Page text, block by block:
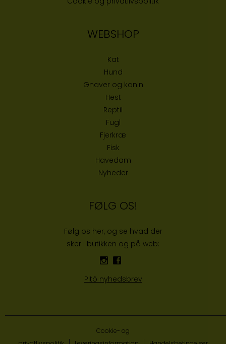
WEBSHOP
Kat
Hund
Gnaver og kanin
Hest
Reptil
Fugl
Fjerkræ
Fisk
Havedam
Nyheder
FØLG OS!
Følg os her, og se hvad der
sker i butikken og på web:
Pitó nyhedsbrev
Cookie- og